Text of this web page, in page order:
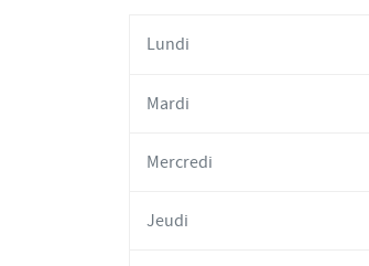
Lundi
Mardi
Mercredi
Jeudi